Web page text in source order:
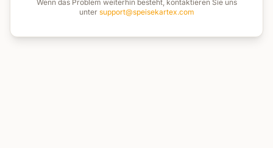
Wenn das Problem weiterhin besteht, kontaktieren Sie uns
unter support@speisekartex.com